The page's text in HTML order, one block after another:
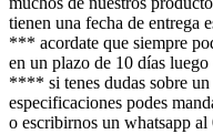
tienen una fecha de entrega
*** acordate que siempre
en un plazo de 10 días
**** si tenes dudas sobre
especificaciones podes
o escribirnos un whatsapp